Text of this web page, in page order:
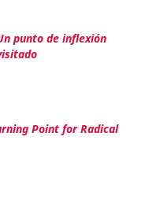
punto de inflexión
Point for Radical